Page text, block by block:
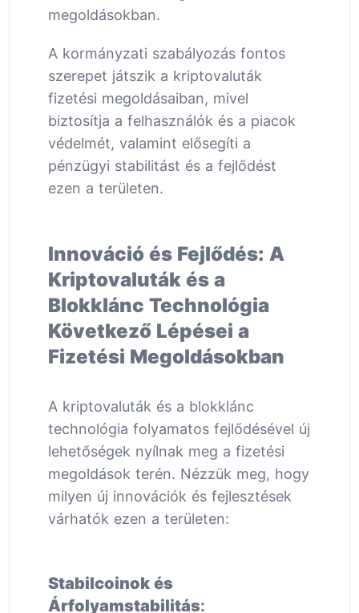
megoldásokban.
A kormányzati szabályozás fontos
szerepet játszik a kriptovaluták
fizetési megoldásaiban, mivel
biztosítja a felhasználók és a piacok
védelmét, valamint elősegíti a
pénzügyi stabilitást és a fejlődést
ezen a területen.
Innováció és Fejlődés: A
Kriptovaluták és a
Blokklánc Technológia
Következő Lépései a
Fizetési Megoldásokban
A kriptovaluták és a blokklánc
technológia folyamatos fejlődésével új
lehetőségek nyílnak meg a fizetési
megoldások terén. Nézzük meg, hogy
milyen új innovációk és fejlesztések
várhatók ezen a területen:
Stabilcoinok és
Árfolyamstabilitás: